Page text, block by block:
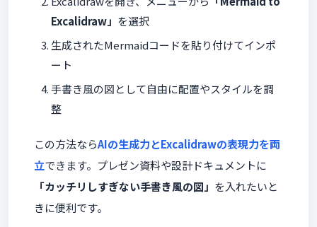
Excalidraw」 を選択
生成されたMermaidコードを貼り付けてインポ
ート
手書き風の図として自由に配置やスタイルを調
整
この方法ならAIの生成力とExcalidrawの表現力を両
立できます。プレゼン資料や設計ドキュメントに
「カッチリしすぎない手書き風の図」 を入れたいと
きに便利です。